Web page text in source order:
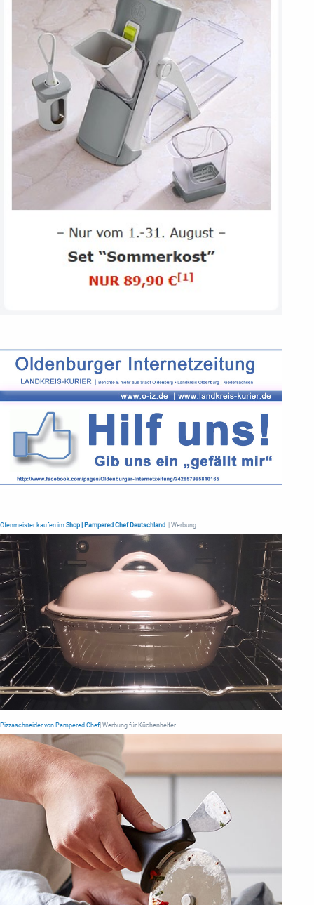
Ofenmeister kaufen im Shop | Pampered Chef Deutschland | Werbung
Pizzaschneider von Pampered Chef | Werbung für Küchenhelfer